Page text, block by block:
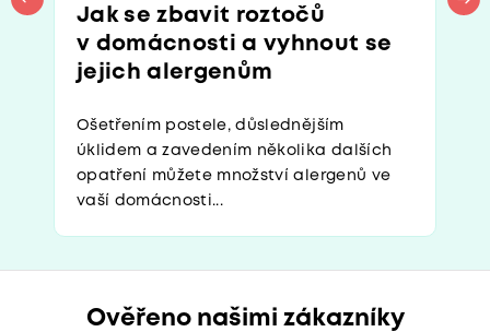
Jak se zbavit roztočů
v domácnosti a vyhnout se
jejich alergenům
Ošetřením postele, důslednějším
úklidem a zavedením několika dalších
opatření můžete množství alergenů ve
vaší domácnosti...
Ověřeno našimi zákazníky